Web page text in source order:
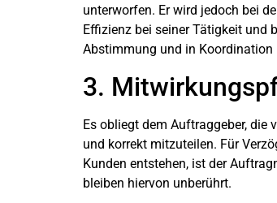
unterworfen. Er wird jedoch bei
Effizienz bei seiner Tätigkeit und
Abstimmung und in Koordination
3.
Es obliegt dem Auftraggeber,
und korrekt mitzuteilen. Für
Kunden entstehen, ist der
bleiben hiervon unberührt.